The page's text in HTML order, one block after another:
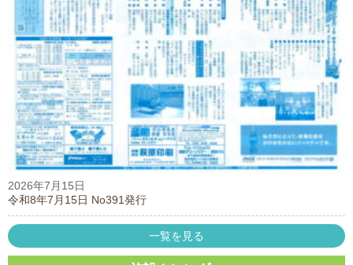
2026年7月15日
令和8年7月15日 No391発行
一覧を見る